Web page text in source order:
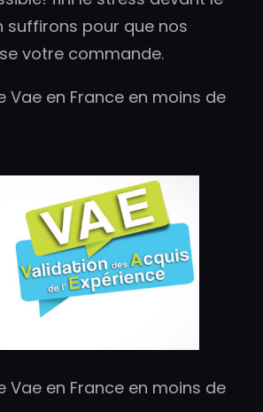
suffirons pour que nos
votre commande.
Vae en France en moins de
Vae en France en moins de